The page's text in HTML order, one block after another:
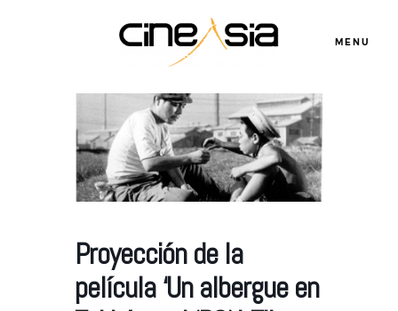
MENU
Proyección de la
película ‘Un albergue en